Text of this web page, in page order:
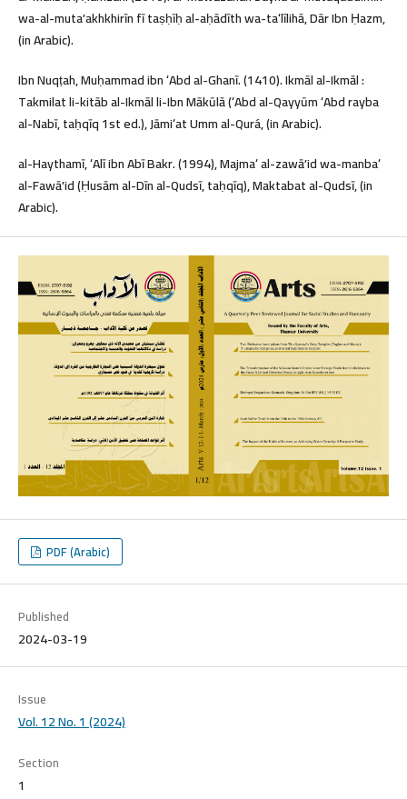
wa-al-mutaʼakhkhirīn fī taṣḥīḥ al-aḥādīth wa-taʻlīlihā, Dār Ibn Ḥazm,
(in Arabic).
Ibn Nuqṭah, Muḥammad ibn ʻAbd al-Ghanī. (1410). Ikmāl al-Ikmāl :
Takmilat li-kitāb al-Ikmāl li-Ibn Mākūlā (ʻAbd al-Qayyūm ʻAbd rayba
al-Nabī, taḥqīq 1st ed.), Jāmiʻat Umm al-Qurá, (in Arabic).
al-Haythamī, ʻAlī ibn Abī Bakr. (1994), Majmaʻ al-zawāʼid wa-manbaʻ
al-Fawāʼid (Ḥusām al-Dīn al-Qudsī, taḥqīq), Maktabat al-Qudsī, (in
Arabic).
PDF (Arabic)
Published
2024-03-19
Issue
Vol. 12 No. 1 (2024)
Section
1